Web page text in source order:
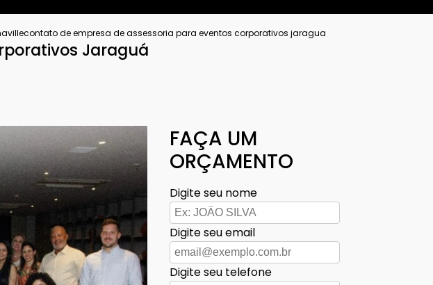
contato de empresa de assessoria para eventos corporativos jaragua
Jaraguá
FAÇA UM
ORÇAMENTO
Digite seu nome
Digite seu email
Digite seu telefone